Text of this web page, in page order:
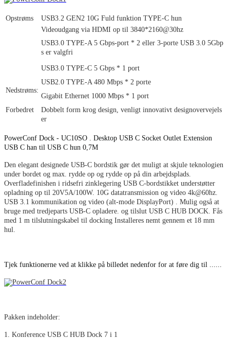
Opstrøms USB3.2 GEN2 10G Fuld funktion TYPE-C hun
Nedstrøms:
Videoudgang via HDMI op til 3840*2160@30hz
USB3.0 TYPE-A 5 Gbps-port * 2 eller 3-porte USB 3.0 5Gbp
s er valgfri
USB3.0 TYPE-C 5 Gbps * 1 port
USB2.0 TYPE-A 480 Mbps * 2 porte
Gigabit Ethernet 1000 Mbps * 1 port
Forbedret
Dobbelt form krog design, venligt innovativt designovervejels
er
PowerConf Dock - UC10SO . Desktop USB C Socket Outlet Extension
USB C han til USB C hun 0,7M
Den elegant designede USB-C bordstik gør det muligt at skjule teknologien
under bordet og max. rydde op og rydde op på din arbejdsplads.
Overfladefinishen i ridsefri zinklegering USB C-bordstikket understøtter
opladning op til 20V5A/100W. 10G datatransmission og video 4k@60hz.
USB 3.1 kommunikation og video (alt-mode DisplayPort) . Mulig også at
bruge med tredjeparts USB-C opladere. og tilslut USB C HUB DOCK. Fås
med 1 m tilslutningskabel til docking Installeres nemt gennem et 18 mm
hul.
Tjek funktionerne ved at klikke på billedet nedenfor for at føre dig til ......
Pakken indeholder:
1. Konference USB C HUB Dock 7 i 1